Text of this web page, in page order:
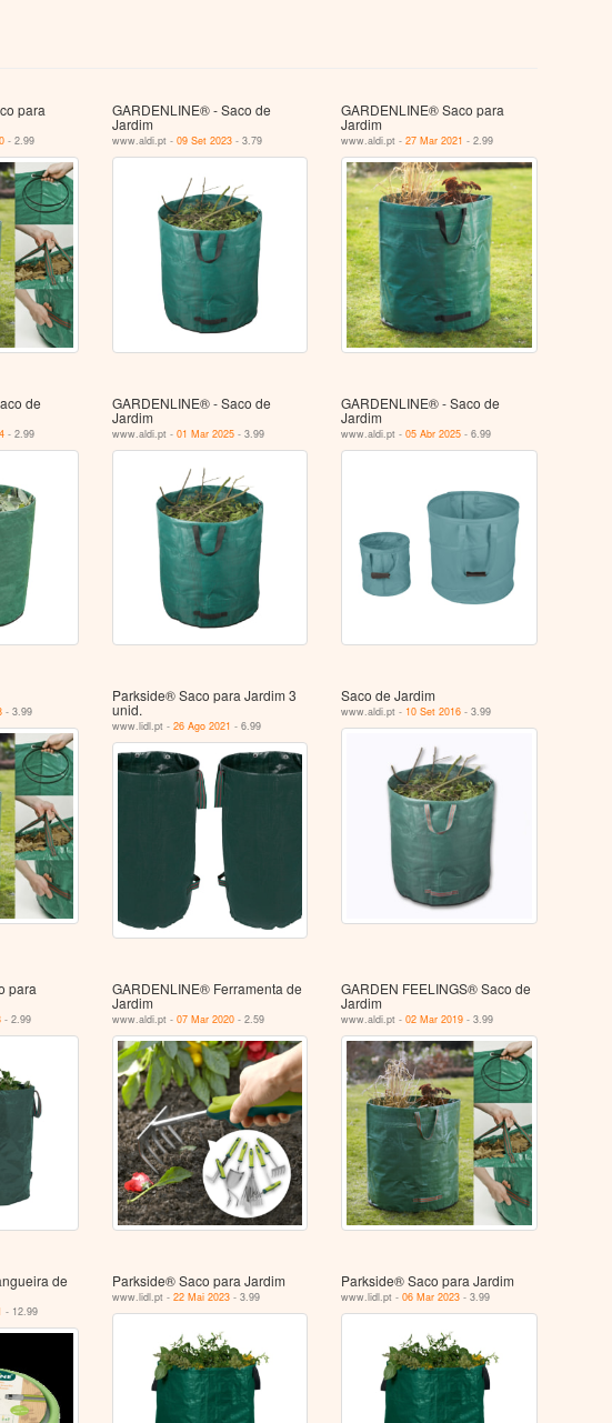
para
- 2.99
GARDENLINE® - Saco de
Jardim
www.aldi.pt - 09 Set 2023- 3.79
GARDENLINE® Saco para
Jardim
www.aldi.pt -27 Mar 2021 - 2.99
de
- 2.99
GARDENLINE® - Saco de
Jardim
www.aldi.pt - 01 Mar 2025- 3.99
GARDENLINE® - Saco de
Jardim
www.aldi.pt -05 Abr 2025 - 6.99
- 3.99
Parkside® Saco para Jardim 3
unid.
www.lidl.pt - 26 Ago 2021 - 6.99
Saco de Jardim
www.aldi.pt - 10 Set 2016 - 3.99
para
- 2.99
GARDENLINE® Ferramenta de
Jardim
www.aldi.pt - 07 Mar 2020- 2.59
GARDEN FEELINGS® Saco de
Jardim
www.aldi.pt -02 Mar 2019 - 3.99
de
- 12.99
Parkside® Saco para Jardim
www.lidl.pt - 22 Mai 2023- 3.99
Parkside® Saco para Jardim
www.lidl.pt -06 Mar 2023 - 3.99